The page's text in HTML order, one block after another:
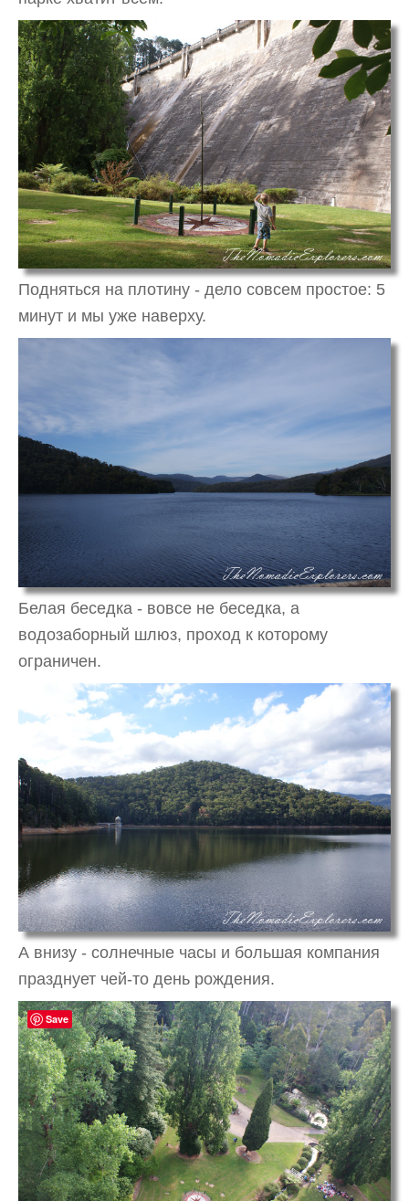
Подняться на плотину - дело совсем простое: 5
минут и мы уже наверху.
Белая беседка - вовсе не беседка, а
водозаборный шлюз, проход к которому
ограничен.
А внизу - солнечные часы и большая компания
празднует чей-то день рождения.
Save